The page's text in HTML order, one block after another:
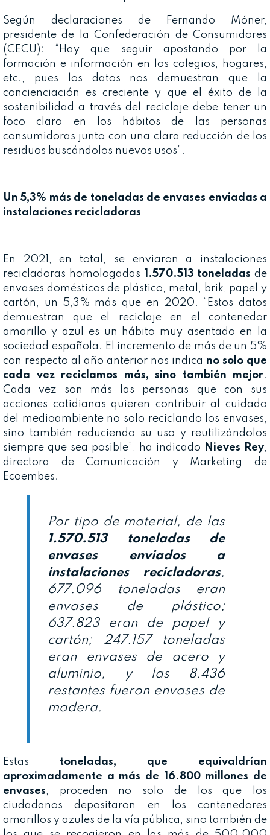
Según declaraciones de Fernando Móner,
presidente de laConfederación de Consumidores
(CECU): “Hay que seguir apostando por la
formación e información en los colegios, hogares,
etc., pues los datos nos demuestran que la
concienciación es creciente y que el éxito de la
sostenibilidad a través del reciclaje debe tener un
foco claro en los hábitos de las personas
consumidoras junto con una clara reducción de los
residuos buscándolos nuevos usos”.
Un 5,3% más de toneladas de envases enviadas a
instalaciones recicladoras
En 2021, en total, se enviaron a instalaciones
recicladoras homologadas 1.570.513 toneladas de
envases domésticos de plástico, metal, brik, papel y
cartón, un 5,3% más que en 2020. “Estos datos
demuestran que el reciclaje en el contenedor
amarillo y azul es un hábito muy asentado en la
sociedad española. El incremento de más de un 5%
con respecto al año anterior nos indica no solo que
cada vez reciclamos más, sino también mejor.
Cada vez son más las personas que con sus
acciones cotidianas quieren contribuir al cuidado
del medioambiente no solo reciclando los envases,
sino también reduciendo su uso y reutilizándolos
siempre que sea posible”, ha indicado
Nieves Rey,
directora de Comunicación y Marketing de
Ecoembes.
Por tipo de material, de las
1.570.513 toneladas de
envases enviados a
instalaciones recicladoras,
677.096 toneladas eran
envases de plástico;
637.823 eran de papel y
cartón; 247.157 toneladas
eran envases de acero y
aluminio, y las 8.436
restantes fueron envases de
madera.
Estas toneladas, que equivaldrían
aproximadamente a más de 16.800 millones de
envases, proceden no solo de los que los
ciudadanos depositaron en los contenedores
amarillos y azules de la vía pública, sino también de